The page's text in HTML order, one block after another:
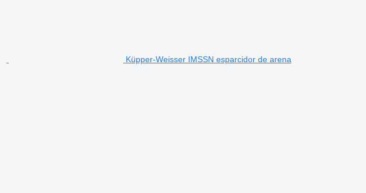
Küpper-Weisser IMSSN esparcidor de arena